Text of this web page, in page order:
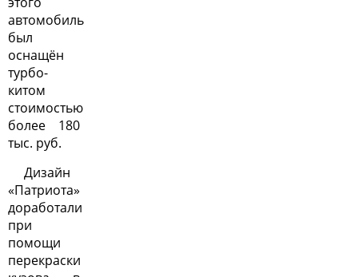
автомобиль
был
оснащён
турбо-
китом
стоимостью
более 180
тыс. руб.
Дизайн
«Патриота»
доработали
при
помощи
перекраски